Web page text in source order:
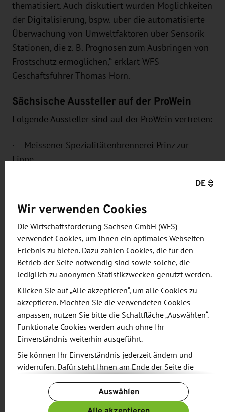
thematisiert. Auch diskutiert wurden Möglichkeiten
der Digitalisierung, bspw. über die automatisierte
Überwachung von Umweltfaktoren über Sensorik-
Stationen, die z. B. Prognosen zum Ausbringen von
Frostschutz ermöglichen,“ erklärt WFS-
Geschäftsführer Thomas Horn.
Sächsische Aussteller auf der ProWein
Folgende Aussteller sind auf der ProWein vertreten:
·
Meissener Spezialitätenbrennerei Prinz zur
Lippe,
Sächsisches Staatsweingut GmbH Schloss
Weinbau Frédéric Fourré aus Radebeul,
Weinhandwerk Meißen GmbH & Co. KG,
Weingut Hoflößnitz GmbH aus Radebeul,
Weingut Karl Friedrich Aust aus Radebeul,
Weingut Drei Herren aus Radebeul,
Weingut Jan Ulrich aus Nünchritz,
Die WFS organisiert den Gemeinschaftsstand
DE
Wir verwenden Cookies
Die Wirtschaftsförderung Sachsen GmbH (WFS)
verwendet Cookies, um Ihnen ein optimales Webseiten-
Erlebnis zu bieten. Dazu zählen Cookies, die für den
Betrieb der Seite notwendig sind sowie solche, die
lediglich zu anonymen Statistikzwecken genutzt werden.
Klicken Sie auf „Alle akzeptieren“, um alle Cookies zu
akzeptieren. Möchten Sie die verwendeten Cookies
anpassen, nutzen Sie bitte die Schaltfläche „Auswählen“.
Funktionale Cookies werden auch ohne Ihr
Einverständnis weiterhin ausgeführt.
Sie können Ihr Einverständnis jederzeit ändern und
widerrufen. Dafür steht Ihnen am Ende der Seite die
Verfügung.
Weitere Informationen finden Sie in unseren
Auswählen